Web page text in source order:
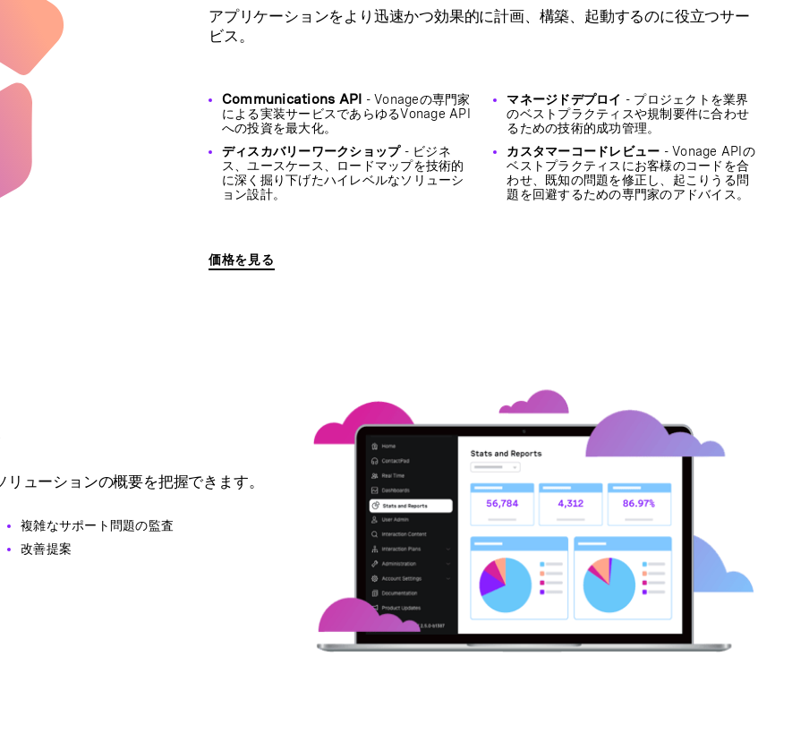
アプリケーションをより迅速かつ効果的に計画、構築、起動するのに役立つサー
ビス。
Communications API - Vonageの専門家
による実装サービスであらゆるVonage API
への投資を最大化。
ディスカバリーワークショップ- ビジネ
ス、ユースケース、ロードマップを技術的
に深く掘り下げたハイレベルなソリューシ
ョン設計。
マネージドデプロイ - プロジェクトを業界
のベストプラクティスや規制要件に合わせ
るための技術的成功管理。
カスタマーコードレビュー - Vonage APIの
ベストプラクティスにお客様のコードを合
わせ、既知の問題を修正し、起こりうる問
題を回避するための専門家のアドバイス。
価格を見る
ューションの概要を把握できます。
複雑なサポート問題の監査
改善提案